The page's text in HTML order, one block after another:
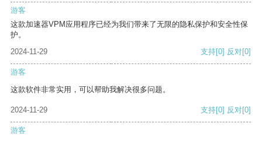
游客
这款加速器VPM应用程序已经为我们带来了无限的隐私保护和安全性保
护。
2024-11-29
支持[0] 反对[0]
游客
这款软件非常实用，可以帮助我解决很多问题。
2024-11-29 支持[0] 反对[0]
游客